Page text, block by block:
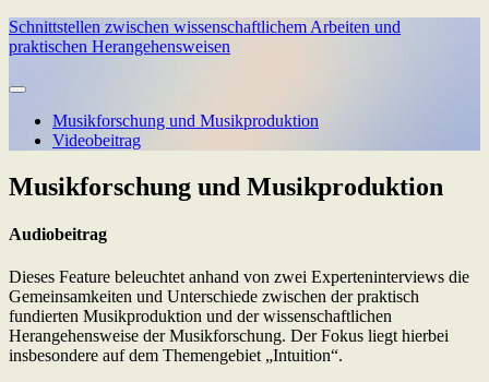
Schnittstellen zwischen wissenschaftlichem Arbeiten und
praktischen Herangehensweisen
Musikforschung und Musikproduktion
Videobeitrag
Musikforschung und Musikproduktion
Audiobeitrag
Dieses Feature beleuchtet anhand von zwei Experteninterviews die
Gemeinsamkeiten und Unterschiede zwischen der praktisch
fundierten Musikproduktion und der wissenschaftlichen
Herangehensweise der Musikforschung. Der Fokus liegt hierbei
insbesondere auf dem Themengebiet „Intuition“.